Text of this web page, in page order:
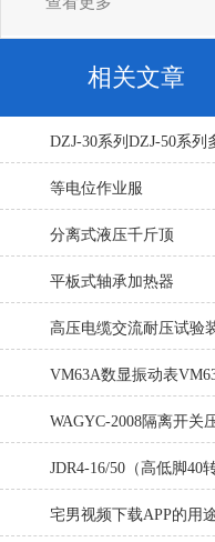
相关文章
DZJ-30系列DZJ-50系列
真空滤油机
等电位作业服
分离式液压千斤顶
平板式轴承加热器
高压电缆交流耐压试验
压电缆交流耐压试验装
VM63A数显振动表
振动表
WAGYC-2008隔离开关
紧力测试仪
JDR4-16/50（高低脚40
（双电刷））多极管式
宅男视频下载APP的用